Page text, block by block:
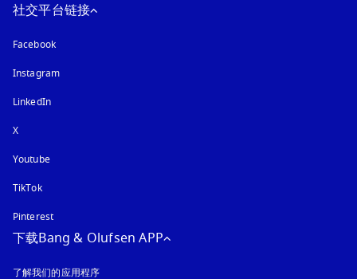
社交平台链接
Facebook
Instagram在新选项卡中打开
LinkedIn
X
Youtube在新选项卡中打开
TikTok
Pinterest
下载Bang & Olufsen APP
了解我们的应用程序